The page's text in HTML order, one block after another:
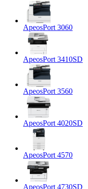
ApeosPort 3060
ApeosPort 3410SD
ApeosPort 3560
ApeosPort 4020SD
ApeosPort 4570
ApeosPort 4730SD